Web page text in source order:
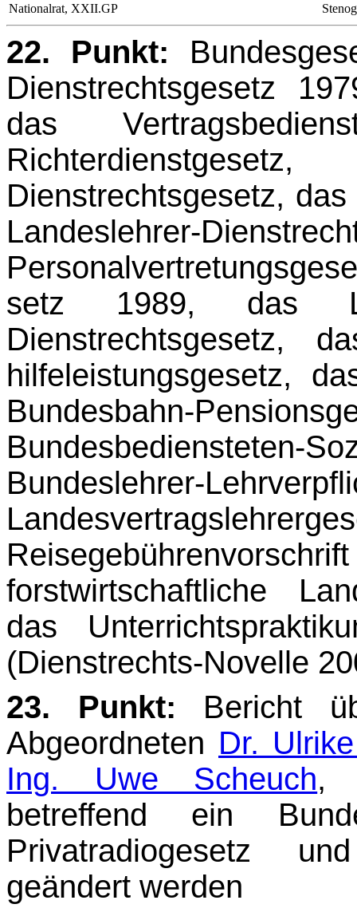
Nationalrat, XXII.GP
22. Punkt:
Dienstrechtsgesetz
das
Dienstrechtsgesetz,
Landeslehrer-
setz 1989, das
Dienstrechtsgesetz,
hilfeleistungsgesetz,
Bundesbahn-
Bundeslehrer-
forstwirtschaftliche
das
(Dienstrechts-Novelle
23. Punkt: Bericht
Abgeordneten Dr.
Ing. Uwe Scheuch,
betreffend ein
Privatradiogesetz
geändert werden